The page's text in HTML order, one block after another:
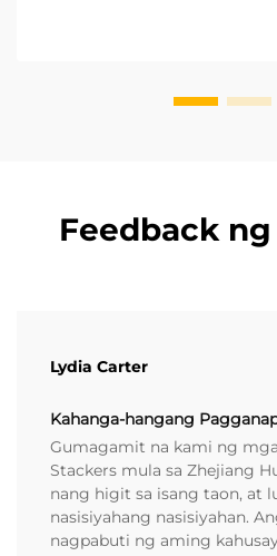
Feedback
Lydia Carter
Kahanga-hangang
Gumagamit na kami ng
Stackers mula sa Zhejiang
nang higit sa isang taon, at
nasisiyahang nasisiyahan.
nagpabuti ng aming